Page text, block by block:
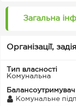
Загальна
Організації,
Тип власності
Комунальна
Балансоутримувач
Комунальне